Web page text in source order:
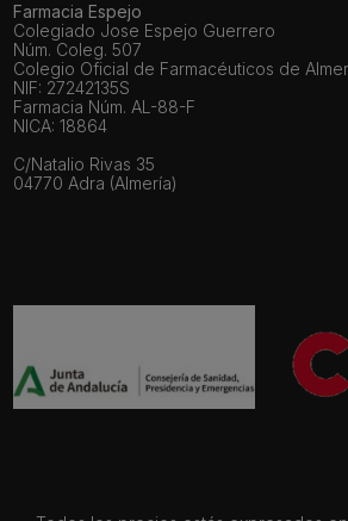
Farmacia Espejo
Colegiado Jose Espejo Guerrero
Núm. Coleg. 507
Colegio Oficial de Farmacéuticos de
NIF: 27242135S
Farmacia Núm. AL-88-F
NICA: 18864
C/Natalio Rivas 35
04770 Adra (Almería)